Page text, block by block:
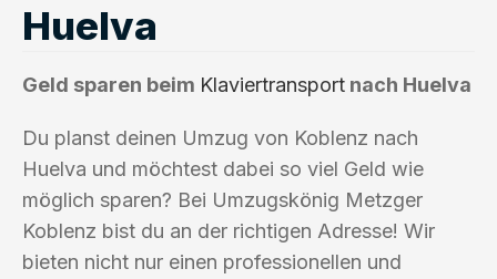
Huelva
Geld sparen beim Klaviertransport nach Huelva
Du planst deinen Umzug von Koblenz nach
Huelva und möchtest dabei so viel Geld wie
möglich sparen? Bei Umzugskönig Metzger
Koblenz bist du an der richtigen Adresse! Wir
bieten nicht nur einen professionellen und